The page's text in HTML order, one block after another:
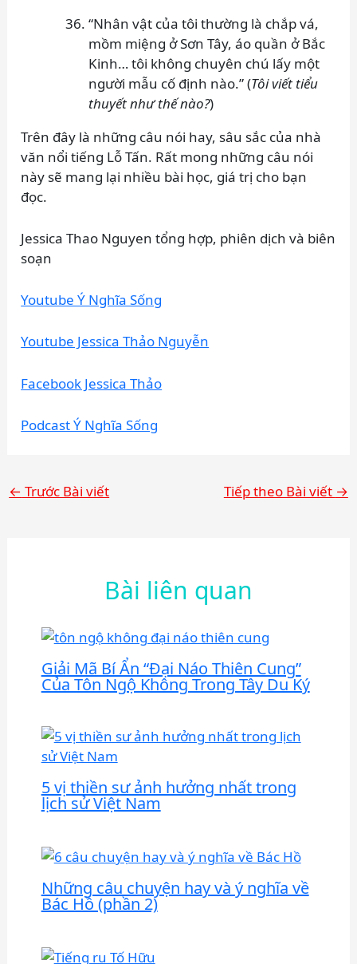
“Nhân vật của tôi thường là chắp vá,
mồm miệng ở Sơn Tây, áo quần ở Bắc
Kinh… tôi không chuyên chú lấy một
người mẫu cố định nào.” (Tôi viết tiểu
thuyết như thế nào?)
Trên đây là những câu nói hay, sâu sắc của nhà
văn nổi tiếng Lỗ Tấn. Rất mong những câu nói
này sẽ mang lại nhiều bài học, giá trị cho bạn
đọc.
Jessica Thao Nguyen tổng hợp, phiên dịch và biên
soạn
Youtube Ý Nghĩa Sống
Youtube Jessica Thảo Nguyễn
Facebook Jessica Thảo
Podcast Ý Nghĩa Sống
← Trước Bài viết Tiếp theo Bài viết →
Bài liên quan
Giải Mã Bí Ẩn “Đại Náo Thiên Cung”
Của Tôn Ngộ Không Trong Tây Du Ký
5 vị thiền sư ảnh hưởng nhất trong
lịch sử Việt Nam
Những câu chuyện hay và ý nghĩa về
Bác Hồ (phần 2)